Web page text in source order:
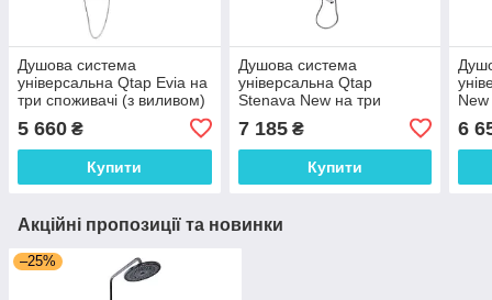
Душова система
універсальна Qtap Evia на
три споживачі (з виливом)
Chrome
5 660 ₴
Купити
Душова система
універсальна Qtap
Stenava New на три
QTSTE111CRM45538
Chrome
7 185₴
Купити
New
6
Акційні пропозиції та новинки
–25%